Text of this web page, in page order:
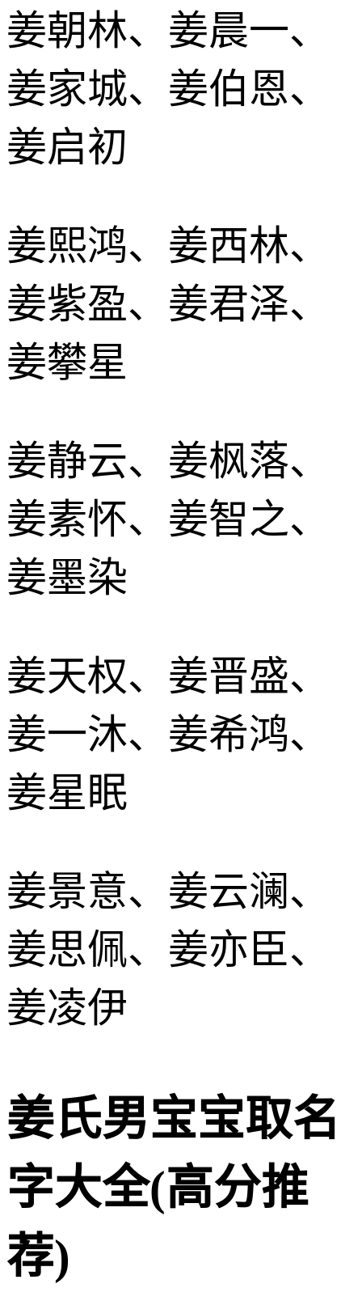
姜朝林、姜晨一、
姜家城、姜伯恩、
姜启初
姜熙鸿、姜西林、
姜紫盈、姜君泽、
姜攀星
姜静云、姜枫落、
姜素怀、姜智之、
姜墨染
姜天权、姜晋盛、
姜一沐、姜希鸿、
姜星眠
姜景意、姜云澜、
姜思佩、姜亦臣、
姜凌伊
姜氏男宝宝取名
字大全(高分推
荐)